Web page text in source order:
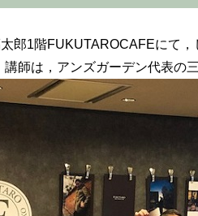
郎1階FUKUTAROCAFEにて
講師は，アンズガーデン代表の